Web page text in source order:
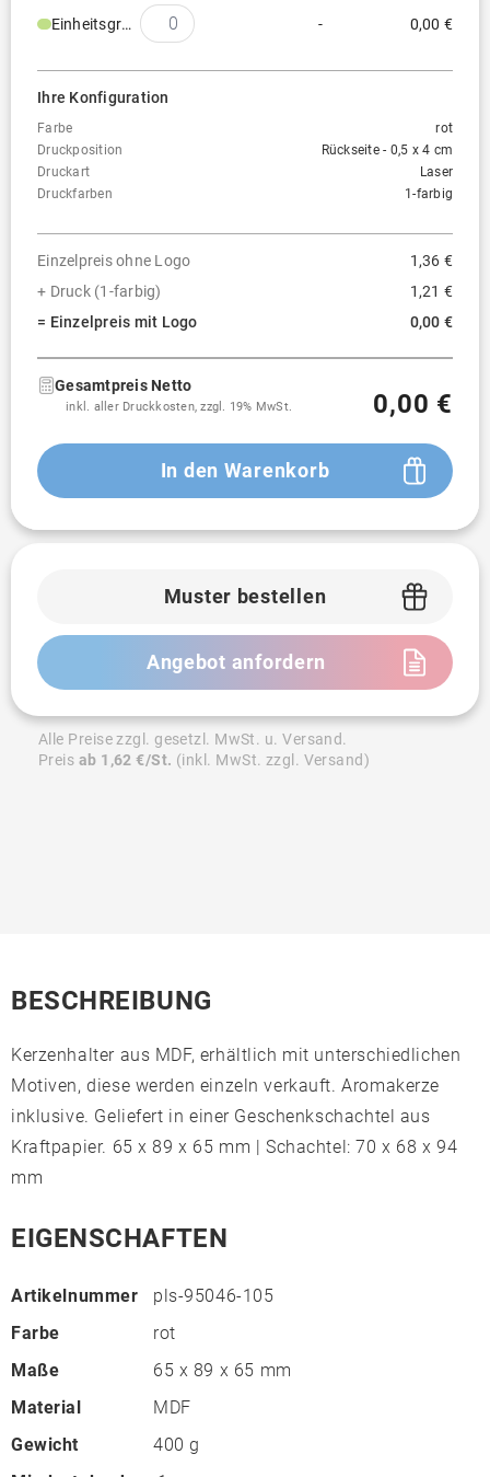
Einheitsgröße - 0,00 €
Ihre Konfiguration
Farbe
rot
Druckposition
Rückseite - 0,5 x 4 cm
Druckart
Laser
Druckfarben
1-farbig
Einzelpreis ohne Logo
1,36 €
+ Druck (1-farbig)
1,21 €
= Einzelpreis mit Logo
0,00 €
Gesamtpreis Netto
inkl. aller Druckkosten, zzgl. 19% MwSt. 0,00 €
In den Warenkorb
Muster bestellen
Angebot anfordern
Alle Preise zzgl. gesetzl. MwSt. u. Versand.
Preis ab 1,62 €/St. (inkl. MwSt. zzgl. Versand)
BESCHREIBUNG
Kerzenhalter aus MDF, erhältlich mit unterschiedlichen
Motiven, diese werden einzeln verkauft. Aromakerze
inklusive. Geliefert in einer Geschenkschachtel aus
Kraftpapier. 65 x 89 x 65 mm | Schachtel: 70 x 68 x 94
mm
EIGENSCHAFTEN
Artikelnummer
pls-95046-105
Farbe
rot
Maße
65 x 89 x 65 mm
Material
MDF
Gewicht
400 g